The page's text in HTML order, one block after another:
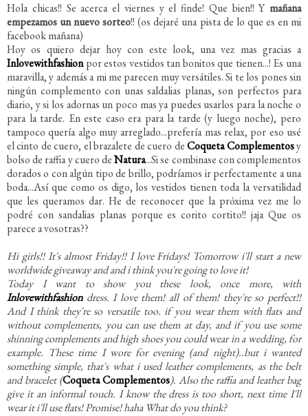
Hola chicas!! Se acerca el viernes y el finde! Que bien!! Y mañana
empezamos un nuevo sorteo!! (os dejaré una pista de lo que es en mi
facebook mañana)
Hoy os quiero dejar hoy con este look, una vez mas gracias a
Inlovewithfashionpor estos vestidos tan bonitos que tienen...! Es una
maravilla, y además a mi me parecen muy versátiles. Si te los pones sin
ningún complemento con unas saldalias planas, son perfectos para
diario, y si los adornas un poco mas ya puedes usarlos para la noche o
para la tarde. En este caso era para la tarde (y luego noche), pero
tampoco quería algo muy arreglado...prefería mas relax, por eso usé
el cinto de cuero, el brazalete de cuero deCoqueta Complementosy
bolso de raffia y cuero deNatura...Si se combinase con complementos
dorados o con algún tipo de brillo, podríamos ir perfectamente a una
boda...Así que como os digo, los vestidos tienen toda la versatilidad
que les queramos dar. He de reconocer que la próxima vez me lo
podré con sandalias planas porque es corito cortito!! jaja Que os
parece a vosotras??
Hi girls!! It's almost Friday!! I love Fridays! Tomorrow i'll start a new
worldwide giveaway and and i think you're going to love it!
Today I want to show you these look, once more, with
Inlovewithfashiondress. I love them! all of them! they're so perfect!!
And I think they're so versatile too. if you wear them with flats and
without complements, you can use them at day, and if you use some
shinning complements and high shoes you could wear in a wedding, for
example. These time I wore for evening (and night)..but i wanted
something simple, that's what i used leather complements, as the belt
and bracelet (Coqueta Complementos). Also the raffia and leather bag
give it an informal touch. I know the dress is too short, next time I'll
wear it i'll use flats! Promise! haha What do you think?